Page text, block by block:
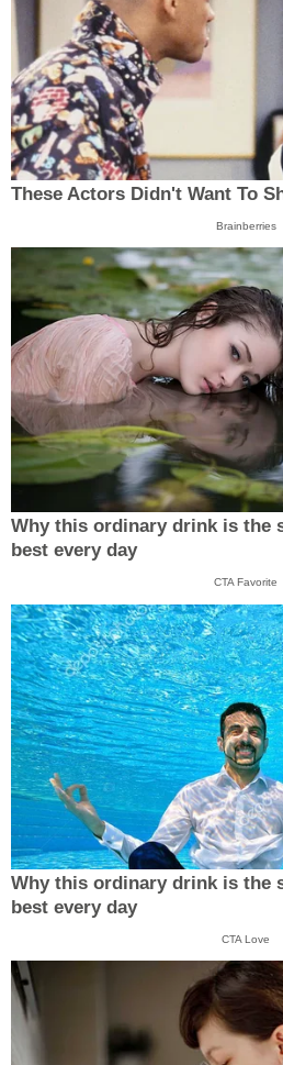
These Actors Didn't Want To
Brainberries
Why this ordinary drink is the
best every day
CTA Favorite
Why this ordinary drink is the
best every day
CTA Love